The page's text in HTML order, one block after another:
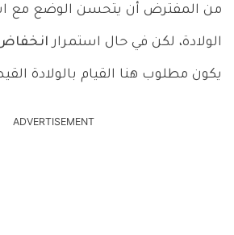
من المفترض أن يتحسن الوضع مع
الولادة، لكن في حال استمرار
يكون مطلوب هنا القيام بالولادة
ADVERTISEMENT